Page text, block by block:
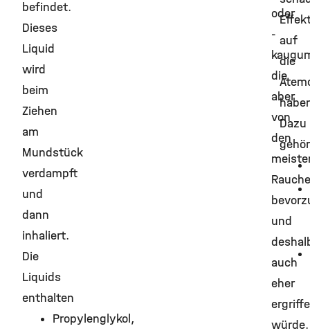
befindet.
Dieses
Liquid
wird
beim
Ziehen
am
Mundstück
verdampft
und
dann
inhaliert.
Die
Liquids
enthalten
Propylenglykol,
oder
-
die
aber
von
den
und
auch
eher
würde.
auf
die
Dazu